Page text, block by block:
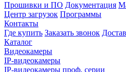
Прошивки и ПО Документация
Центр загрузок Программы
Контакты
Где купить Заказать звонок
Каталог
Видеокамеры
IP-видеокамеры
IP-видеокамеры проф. серии